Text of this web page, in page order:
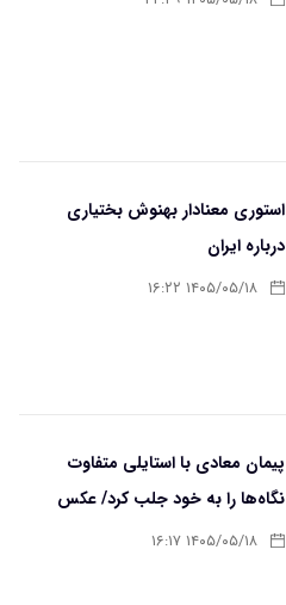
استوری معنادار بهنوش بختیاری
درباره ایران
۱۴۰۵/۰۵/۱۸ ۱۶:۲۲
پیمان معادی با استایلی متفاوت
نگاه‌ها را به خود جلب کرد/ عکس
۱۴۰۵/۰۵/۱۸ ۱۶:۱۷